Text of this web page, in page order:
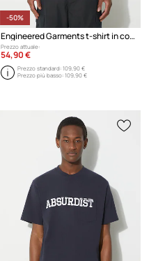
-50%
Engineered Garments t-shirt in cotone Printed Cross Crew Neck T-shirt
Prezzo attuale:
54,90 €
Prezzo standard:109,90 €
Prezzo più basso:109,90 €